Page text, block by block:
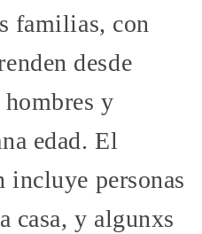
familias, con
desde
y
edad. El
personas
casa, y algunxs